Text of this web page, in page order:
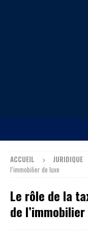
ACCUEIL JURIDIQUE
l’immobilier de luxe
Le rôle de la
de